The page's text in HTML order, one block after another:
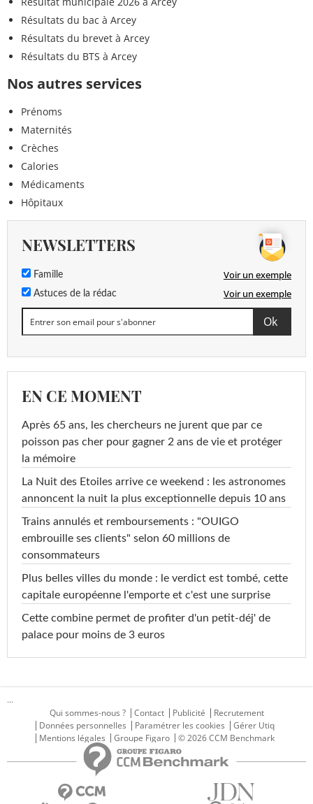
Résultats du bac à Arcey
Résultats du brevet à Arcey
Résultats du BTS à Arcey
Nos autres services
Prénoms
Maternités
Crèches
Calories
Médicaments
Hôpitaux
NEWSLETTERS
Famille Voir un exemple
Astuces de la rédac Voir un exemple
EN CE MOMENT
Après 65 ans, les chercheurs ne jurent que par ce
poisson pas cher pour gagner 2 ans de vie et protéger
la mémoire
La Nuit des Etoiles arrive ce weekend : les astronomes
annoncent la nuit la plus exceptionnelle depuis 10 ans
Trains annulés et remboursements : "OUIGO
embrouille ses clients" selon 60 millions de
consommateurs
Plus belles villes du monde : le verdict est tombé, cette
capitale européenne l'emporte et c'est une surprise
Cette combine permet de profiter d'un petit-déj' de
palace pour moins de 3 euros
...
Qui sommes-nous ?
Contact Publicité
Recrutement
Données personnelles
Paramétrer les cookies
Gérer Utiq
Mentions légales
Groupe Figaro © 2026 CCM Benchmark